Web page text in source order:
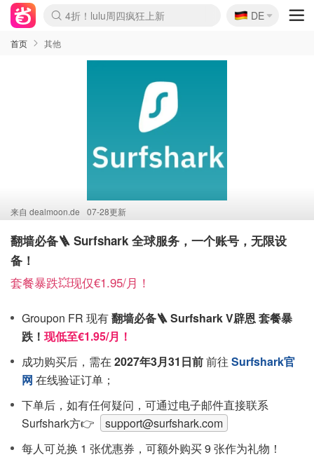
4折！lulu周四疯狂上新
🇩🇪
DE
首页 其他
来自 dealmoon.de 07-28更新
翻墙必备🪜 Surfshark 全球服务，一个账号，无限设
备！
套餐暴跌💥现仅€1.95/月！
Groupon FR 现有翻墙必备🪜 Surfshark V辟恩 套餐暴
跌！ 现低至€1.95/月！
成功购买后，需在 2027年3月31日前前往 Surfshark官
网 在线验证订单；
下单后，如有任何疑问，可通过电子邮件直接联系
Surfshark方👉
support@surfshark.com
每人可兑换 1 张优惠券，可额外购买 9 张作为礼物！